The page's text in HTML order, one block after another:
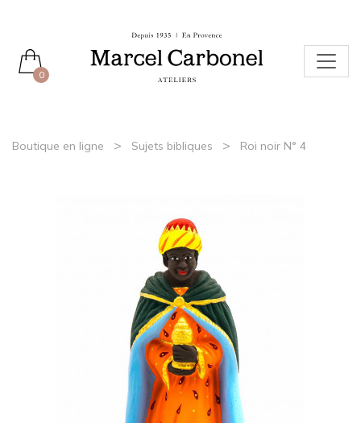
0
Boutique en ligne > Sujets bibliques > Roi noir N° 4